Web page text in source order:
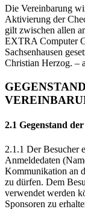
Die Vereinbarung
Aktivierung der
gilt zwischen allen
EXTRA Computer
Sachsenhausen
Christian Herzog. –
2.1 Gegenstand
2.1.1 Der Besucher
Anmeldedaten
Kommunikation an
zu dürfen. Dem
verwendet werden
Sponsoren zu